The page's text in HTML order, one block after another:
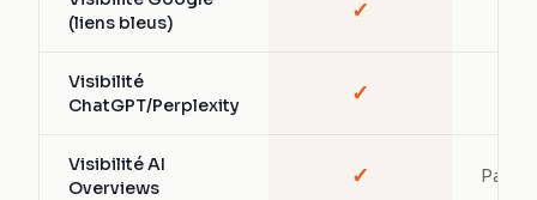
(liens bleus)
✓
Visibilité
ChatGPT/Perplexity
✓
Visibilité AI
Overviews
✓ Partiel